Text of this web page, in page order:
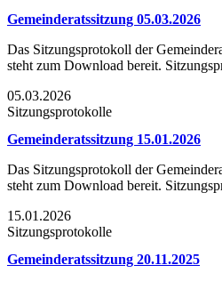
Gemeinderatssitzung 05.03.2026
Das Sitzungsprotokoll der
steht zum Download bereit.
05.03.2026
Sitzungsprotokolle
Gemeinderatssitzung 15.01.2026
Das Sitzungsprotokoll der
steht zum Download bereit.
15.01.2026
Sitzungsprotokolle
Gemeinderatssitzung 20.11.2025